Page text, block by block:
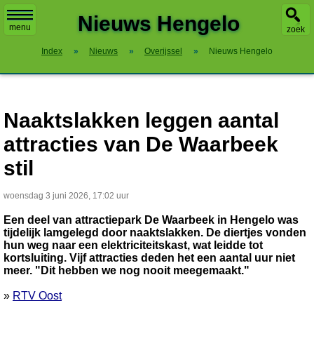
menu zoek
Nieuws Hengelo
Index » Nieuws » Overijssel » Nieuws Hengelo
Naaktslakken leggen aantal
attracties van De Waarbeek
stil
woensdag 3 juni 2026, 17:02 uur
Een deel van attractiepark De Waarbeek in Hengelo was
tijdelijk lamgelegd door naaktslakken. De diertjes vonden
hun weg naar een elektriciteitskast, wat leidde tot
kortsluiting. Vijf attracties deden het een aantal uur niet
meer. "Dit hebben we nog nooit meegemaakt."
» RTV Oost